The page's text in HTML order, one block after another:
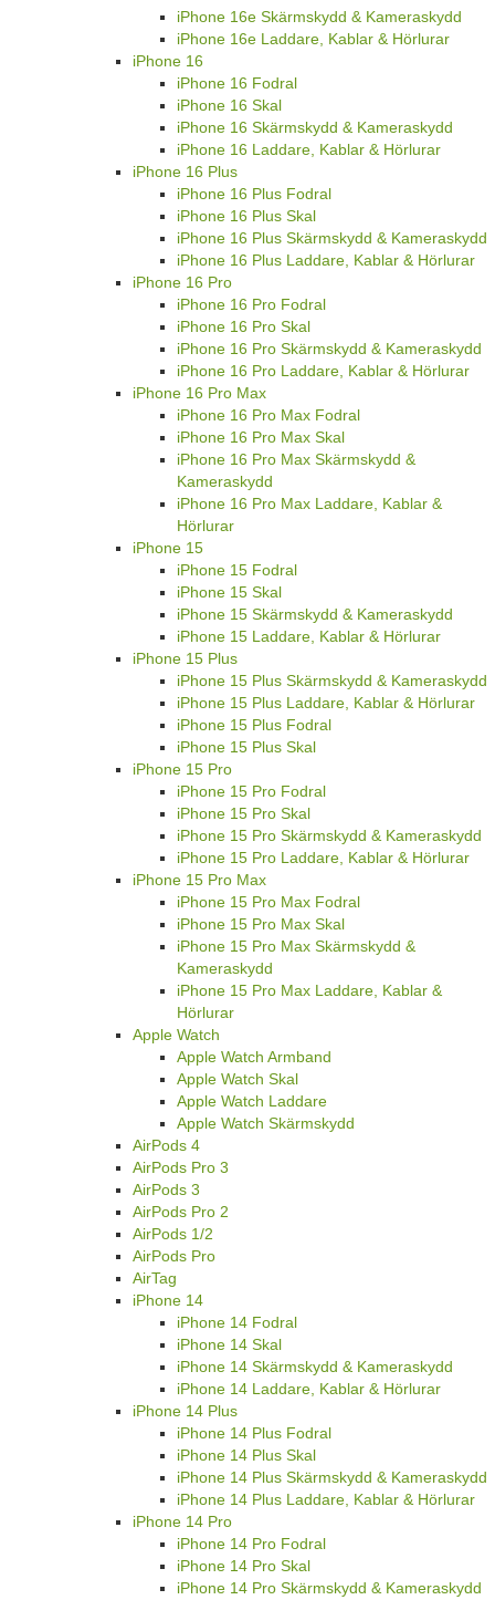
iPhone 16e Skärmskydd & Kameraskydd
iPhone 16e Laddare, Kablar & Hörlurar
iPhone 16
iPhone 16 Fodral
iPhone 16 Skal
iPhone 16 Skärmskydd & Kameraskydd
iPhone 16 Laddare, Kablar & Hörlurar
iPhone 16 Plus
iPhone 16 Plus Fodral
iPhone 16 Plus Skal
iPhone 16 Plus Skärmskydd & Kameraskydd
iPhone 16 Plus Laddare, Kablar & Hörlurar
iPhone 16 Pro
iPhone 16 Pro Fodral
iPhone 16 Pro Skal
iPhone 16 Pro Skärmskydd & Kameraskydd
iPhone 16 Pro Laddare, Kablar & Hörlurar
iPhone 16 Pro Max
iPhone 16 Pro Max Fodral
iPhone 16 Pro Max Skal
iPhone 16 Pro Max Skärmskydd &
Kameraskydd
iPhone 16 Pro Max Laddare, Kablar &
Hörlurar
iPhone 15
iPhone 15 Fodral
iPhone 15 Skal
iPhone 15 Skärmskydd & Kameraskydd
iPhone 15 Laddare, Kablar & Hörlurar
iPhone 15 Plus
iPhone 15 Plus Skärmskydd & Kameraskydd
iPhone 15 Plus Laddare, Kablar & Hörlurar
iPhone 15 Plus Fodral
iPhone 15 Plus Skal
iPhone 15 Pro
iPhone 15 Pro Fodral
iPhone 15 Pro Skal
iPhone 15 Pro Skärmskydd & Kameraskydd
iPhone 15 Pro Laddare, Kablar & Hörlurar
iPhone 15 Pro Max
iPhone 15 Pro Max Fodral
iPhone 15 Pro Max Skal
iPhone 15 Pro Max Skärmskydd &
Kameraskydd
iPhone 15 Pro Max Laddare, Kablar &
Hörlurar
Apple Watch
Apple Watch Armband
Apple Watch Skal
Apple Watch Laddare
Apple Watch Skärmskydd
AirPods 4
AirPods Pro 3
AirPods 3
AirPods Pro 2
AirPods 1/2
AirPods Pro
AirTag
iPhone 14
iPhone 14 Fodral
iPhone 14 Skal
iPhone 14 Skärmskydd & Kameraskydd
iPhone 14 Laddare, Kablar & Hörlurar
iPhone 14 Plus
iPhone 14 Plus Fodral
iPhone 14 Plus Skal
iPhone 14 Plus Skärmskydd & Kameraskydd
iPhone 14 Plus Laddare, Kablar & Hörlurar
iPhone 14 Pro
iPhone 14 Pro Fodral
iPhone 14 Pro Skal
iPhone 14 Pro Skärmskydd & Kameraskydd